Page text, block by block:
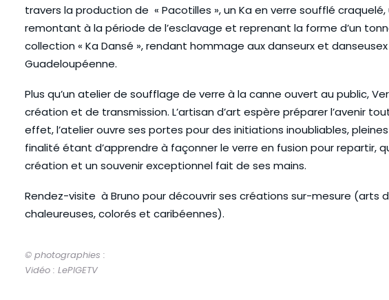
travers la production de « Pacotilles », un Ka en verre soufflé
remontant à la période de l’esclavage et reprenant la forme d’un
collection « Ka Dansé », rendant hommage aux danseurx et
Guadeloupéenne.
Plus qu’un atelier de soufflage de verre à la canne ouvert au public,
création et de transmission. L’artisan d’art espère préparer l’avenir
effet, l’atelier ouvre ses portes pour des initiations inoubliables,
finalité étant d’apprendre à façonner le verre en fusion pour repartir,
création et un souvenir exceptionnel fait de ses mains.
Rendez-visite à Bruno pour découvrir ses créations sur-mesure (arts
chaleureuses, colorés et caribéennes).
© photographies :
Vidéo : LePIGETV